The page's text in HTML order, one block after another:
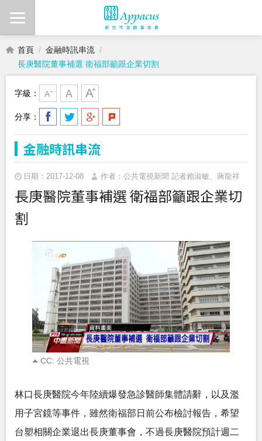
首頁
金融時訊串流
長庚醫院董事補選 衛福部籲跟企業切割
字級：
分享：
金融時訊串流
日期：2017-12-08 作者：公共電視新聞 記者賴淑敏、蔣龍祥
長庚醫院董事補選 衛福部籲跟企業切
割
CC: 公共電視
林口長庚醫院今年陸續爆發急診醫師集體請辭，以及濫
用子宮鏡等事件，雖然衛福部日前公布檢討報告，希望
台塑相關企業退出長庚董事會，不過長庚醫院預計週二